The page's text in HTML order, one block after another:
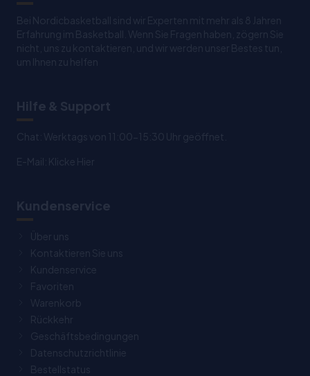
Bei Nordicbasketball sind wir Experten mit mehr als 8 Jahren
Erfahrung im Basketball. Wenn Sie Fragen haben, zögern Sie
nicht, uns zu kontaktieren, und wir werden unser Bestes tun,
um Ihnen zu helfen
Hilfe & Support
Chat: Werktags von 11:00-15:30 Uhr geöffnet.
E-Mail: Klicke Hier
Kundenservice
Über uns
Kontaktieren Sie uns
Kundenservice
Favoriten
Warenkorb
Rückkehr
Geschäftsbedingungen
Datenschutzrichtlinie
Bestellstatus